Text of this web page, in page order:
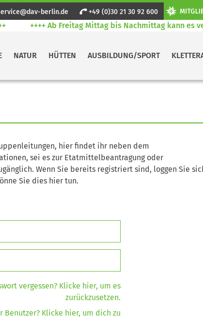
berlin.de +49 (0)30 21 30 92 600
++++ Ab Freitag Mittag bis Nachmittag kann es
NATUR HÜTTEN AUSBILDUNG/SPORT
hier findet ihr neben dem
sei es zur Etatmittelbeantragung oder
Wenn Sie bereits registriert sind, loggen Sie
Sie dies hier tun.
vergessen? Klicke hier, um es
zurückzusetzen.
Benutzer? Klicke hier, um dich zu